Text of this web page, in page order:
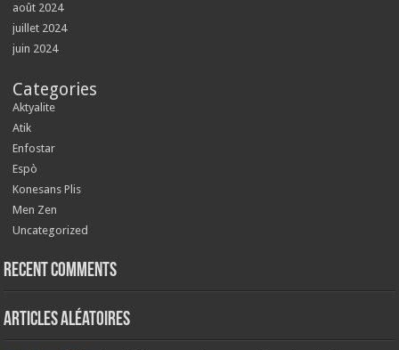
août 2024
juillet 2024
juin 2024
Categories
Aktyalite
Atik
Enfostar
Espò
Konesans Plis
Men Zen
Uncategorized
Recent Comments
Articles aléatoires